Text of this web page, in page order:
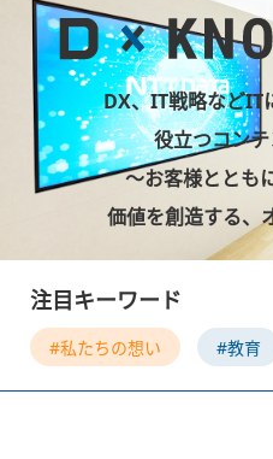
DX、IT戦略などIT
役立つコン
～お客様ととも
価値を創造する、
注目キーワード
#私たちの想い #教育